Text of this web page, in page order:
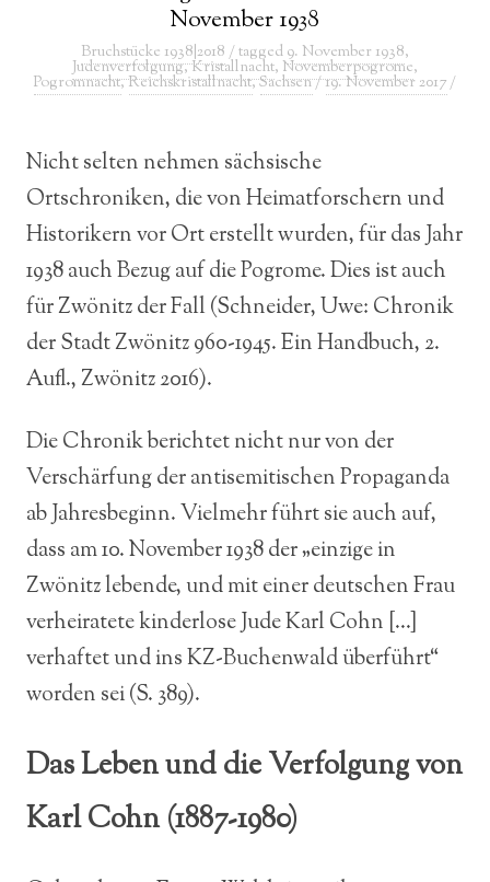
November 1938
Bruchstücke 1938|2018 / tagged 9. November 1938,
Judenverfolgung,Kristallnacht, Novemberpogrome,
Pogromnacht,Reichskristallnacht,Sachsen/19. November 2017/
Nicht selten nehmen sächsische
Ortschroniken, die von Heimatforschern und
Historikern vor Ort erstellt wurden, für das Jahr
1938 auch Bezug auf die Pogrome. Dies ist auch
für Zwönitz der Fall (Schneider, Uwe: Chronik
der Stadt Zwönitz 960-1945. Ein Handbuch, 2.
Aufl., Zwönitz 2016).
Die Chronik berichtet nicht nur von der
Verschärfung der antisemitischen Propaganda
ab Jahresbeginn. Vielmehr führt sie auch auf,
dass am 10. November 1938 der „einzige in
Zwönitz lebende, und mit einer deutschen Frau
verheiratete kinderlose Jude Karl Cohn […]
verhaftet und ins KZ-Buchenwald überführt“
worden sei (S. 389).
Das Leben und die Verfolgung von
Karl Cohn (1887-1980)